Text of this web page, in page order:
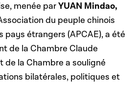
menée parYUAN Mindao,
du peuple chinois
pays étrangers (APCAE), a été
de la Chambre Claude
de la Chambre a souligné
bilatérales, politiques et